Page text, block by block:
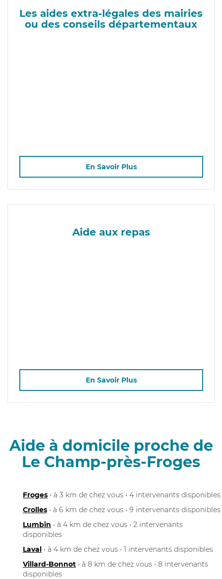
Les aides extra-légales des mairies
ou des conseils départementaux
En Savoir Plus
Aide aux repas
En Savoir Plus
Aide à domicile proche de
Le Champ-près-Froges
Froges • à 3 km de chez vous • 4 intervenants disponibles
Crolles • à 6 km de chez vous • 9 intervenants disponibles
Lumbin • à 4 km de chez vous • 2 intervenants
disponibles
Laval • à 4 km de chez vous • 1 intervenants disponibles
Villard-Bonnot • à 8 km de chez vous • 8 intervenants
disponibles